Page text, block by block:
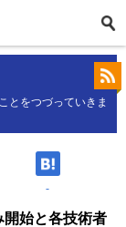
とをつづっていきま
-
開始と各技術者